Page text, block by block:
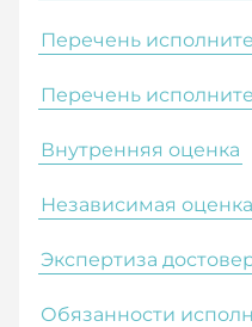
Перечень
Перечень
Внутренняя оценка
Независимая оценка
Экспертиза
Обязанности